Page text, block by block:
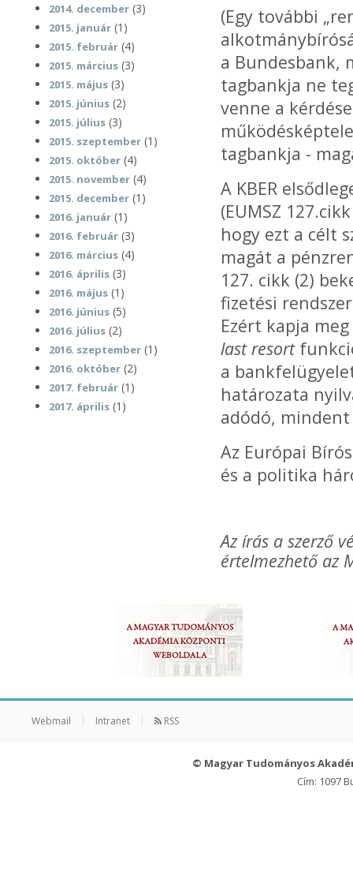
2014. december (3)
2015. január (1)
2015. február (4)
2015. március (3)
2015. május (3)
2015. június (2)
2015. július (3)
2015. szeptember (1)
2015. október (4)
2015. november (4)
2015. december (1)
2016. január (1)
2016. február (3)
2016. március (4)
2016. április (3)
2016. május (1)
2016. június (5)
2016. július (2)
2016. szeptember (1)
2016. október (2)
2017. február (1)
2017. április (1)
(Egy további
a Bundesbank,
tagbankja ne
venne a
tagbankja -
A KBER
(EUMSZ
hogy ezt a célt
magát a
127. cikk (2)
fizetési
Ezért kapja
last resort
a
határozata
adódó,
Az Európai
és a politika
Az írás a szerző
értelmezhető az
Webmail Intranet RSS
© Magyar Tudományos
Cím: 1097